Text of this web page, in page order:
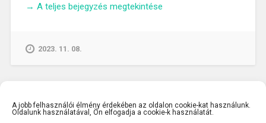
A jobb felhasználói élmény érdekében az oldalon cookie-kat használunk.
Oldalunk használatával, Ön elfogadja a cookie-k használatát.
„KALAUZ
A
CIKKEINEK
→ A teljes bejegyzés megtekintése
2023. 11. 08.